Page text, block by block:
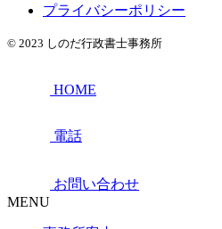
プライバシーポリシー
© 2023 しのだ行政書士事務所
HOME
電話
お問い合わせ
MENU